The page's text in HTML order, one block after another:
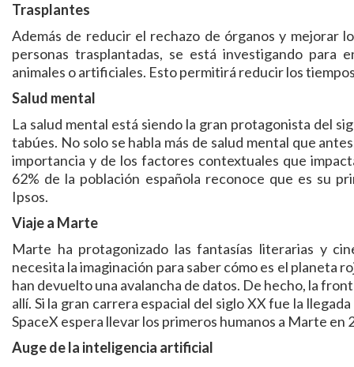
Trasplantes
Además de reducir el rechazo de órganos y mejorar
personas trasplantadas, se está investigando para
animales o artificiales. Esto permitirá reducir los
Salud mental
La salud mental está siendo la gran protagonista del
tabúes. No solo se habla más de salud mental que
importancia y de los factores contextuales que
62% de la población española reconoce que es su
Ipsos.
Viaje a Marte
Marte ha protagonizado las fantasías literarias y
necesita la imaginación para saber cómo es el planeta
han devuelto una avalancha de datos. De hecho, la
allí. Si la gran carrera espacial del siglo XX fue la
SpaceX espera llevar los primeros humanos a Marte en
Auge de la inteligencia artificial